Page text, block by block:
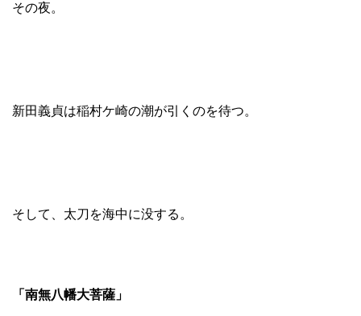
その夜。
新田義貞は稲村ケ崎の潮が引くのを待つ。
そして、太刀を海中に没する。
「南無八幡大菩薩」